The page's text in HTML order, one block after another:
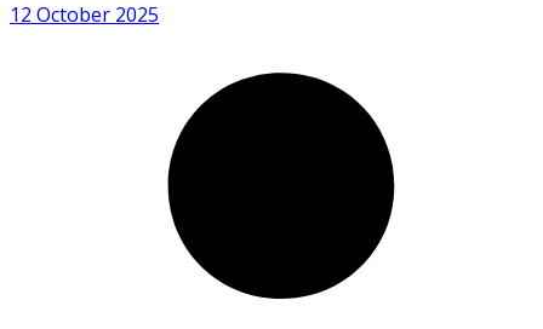
12 October 2025